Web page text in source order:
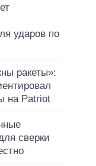
ударов по
ракеты»:
на Patriot
сверки